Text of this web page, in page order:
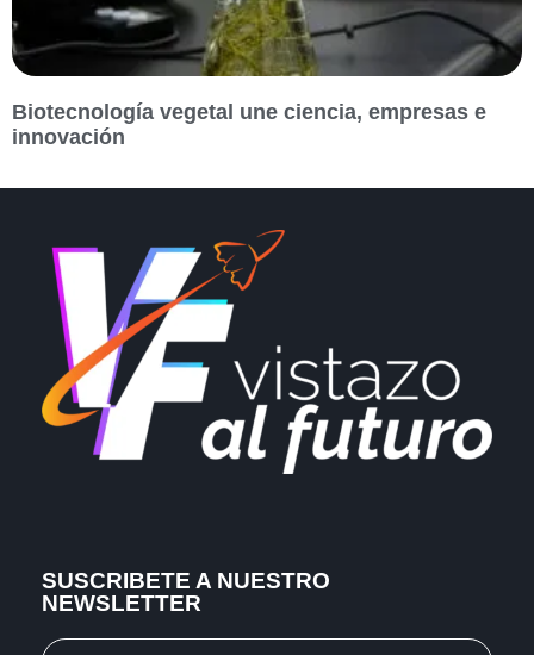
Biotecnología vegetal une ciencia, empresas e
innovación
SUSCRIBETE A NUESTRO
NEWSLETTER